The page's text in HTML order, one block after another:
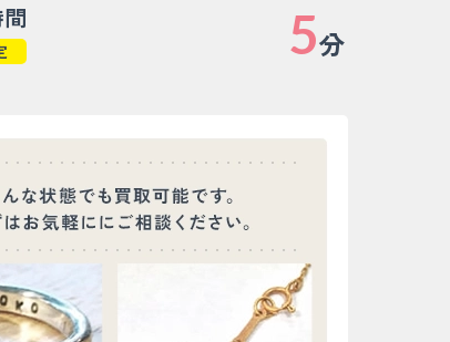
5分